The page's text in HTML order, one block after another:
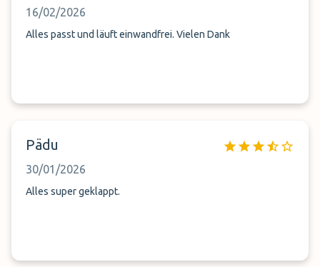
16/02/2026
Alles passt und läuft einwandfrei. Vielen Dank
Pädu
30/01/2026
Alles super geklappt.